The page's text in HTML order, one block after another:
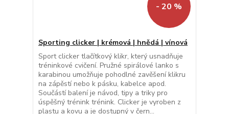
- 20 %
Sporting clicker | krémová | hnědá | vínová
Sport clicker tlačítkový klikr, který usnadňuje
tréninkové cvičení. Pružné spirálové lanko s
karabinou umožňuje pohodlné zavěšení klikru
na zápěstí nebo k pásku, kabelce apod.
Součástí balení je návod, tipy a triky pro
úspěšný trénink trénink. Clicker je vyroben z
plastu a kovu a je dostupný v čern...